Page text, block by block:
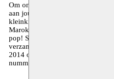
Om onze Jukebox te vullen
aan jouw vrienden, ouders,
kleinkinderen naar hun favoriete
Marokkaanse klassiekers uit de
pop! Stuur jullie top 10 door naar
verzamelen jullie hitlijsten en
2014 organiseren we
nummers van de top 50 opnieuw